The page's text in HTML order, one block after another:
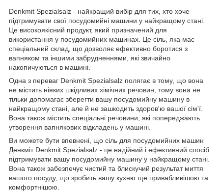
Denkmit Spezialsalz - найкращий вибір для тих, хто хоче
підтримувати свої посудомийні машини у найкращому стані.
Це високоякісний продукт, який призначений для
використання у посудомийних машинах. Це сіль, яка має
спеціальний склад, що дозволяє ефективно боротися з
вапняком та іншими забрудненнями, які звичайно
накопичуються в машині.
Одна з переваг Denkmit Spezialsalz полягає в тому, що вона
не містить ніяких шкідливих хімічних речовин, тому вона не
тільки допомагає зберегти вашу посудомийну машину в
найкращому стані, але й не зашкодить здоров'ю вашої сім'ї.
Вона також містить спеціальні речовини, які попереджають
утворення вапнякових відкладень у машині.
Ви можете бути впевнені, що сіль для посудомийних машин
Денкміт Denkmit Spezialsalz - це надійний і ефективний спосіб
підтримувати вашу посудомийну машину у найкращому стані.
Вона також забезпечує чистий та блискучий результат миття
вашого посуду, що зробить вашу кухню ще привабливішою та
комфортнішою.